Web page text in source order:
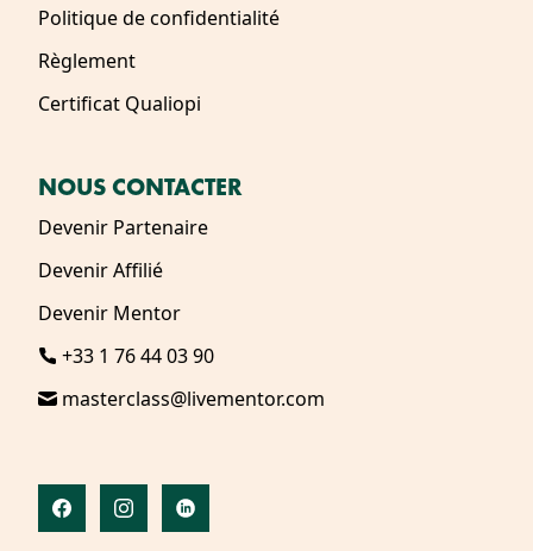
Politique de confidentialité
Règlement
Certificat Qualiopi
NOUS CONTACTER
Devenir Partenaire
Devenir Affilié
Devenir Mentor
+33 1 76 44 03 90
masterclass@livementor.com